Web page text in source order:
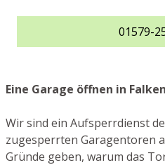
01579-
Eine Garage öffnen in
Wir sind ein Aufsperrdienst
zugesperrten Garagentoren
Gründe geben, warum das